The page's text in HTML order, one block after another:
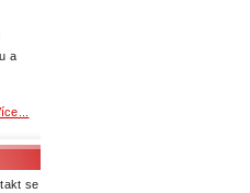
a
se